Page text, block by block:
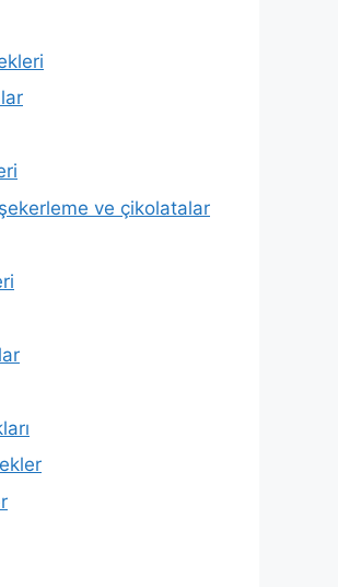
şekerleme ve çikolatalar